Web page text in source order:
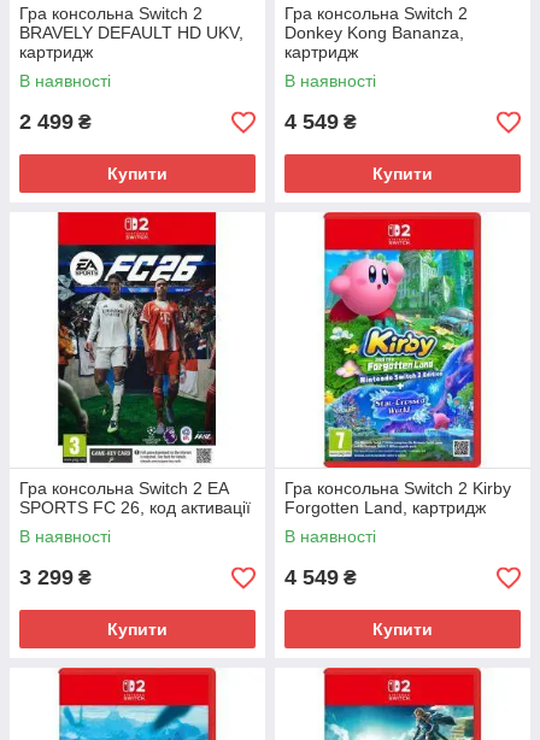
Гра консольна Switch 2
BRAVELY DEFAULT HD UKV,
картридж
В наявності
2 499 ₴
Купити
Гра консольна Switch 2
Donkey Kong Bananza,
картридж
В наявності
4 549 ₴
Купити
Гра консольна Switch 2 EA
SPORTS FC 26, код активації
В наявності
3 299 ₴
Купити
Гра консольна Switch 2 Kirby
Forgotten Land, картридж
В наявності
4 549 ₴
Купити